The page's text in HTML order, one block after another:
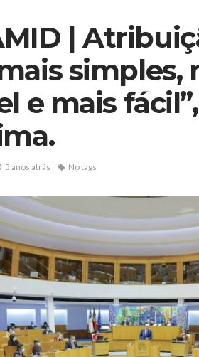
|
simples,
e mais
5 anos atrás No tags